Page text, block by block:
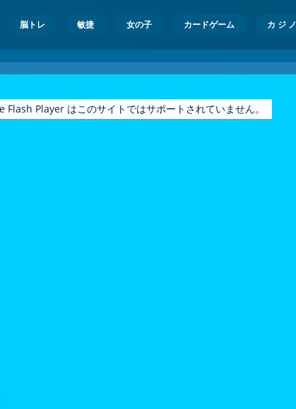
脳トレ 敏捷 女の子 カードゲーム カ ジ ノ
Flash Player はこのサイトではサポートされていません。